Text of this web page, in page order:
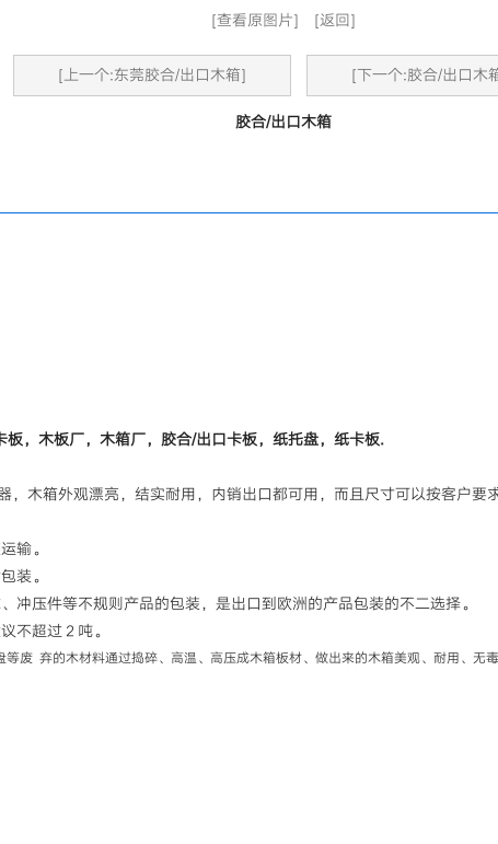
[查看原图片] [返回]
[上一个:东莞胶合/出口木箱] [下一个:胶合/出口木
胶合/出口木箱
，木板厂，木箱厂，胶合/出口卡板，纸托盘，纸卡板.
木箱外观漂亮，结实耐用，内销出口都可用，而且尺寸可以按客户要
输。
装。
冲压件等不规则产品的包装，是出口到欧洲的产品包装的不二选择。
不超过２吨。
废 弃的木材料通过捣碎、高温、高压成木箱板材、做出来的木箱美观、耐用、